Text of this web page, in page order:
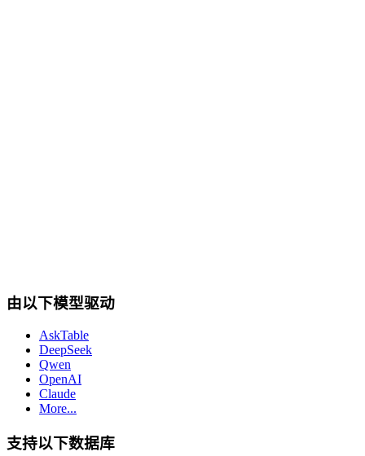
cta.dbSupport
由以下模型驱动
AskTable
DeepSeek
Qwen
OpenAI
Claude
More...
支持以下数据库